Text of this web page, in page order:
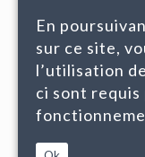
En
sur ce site,
l’utilisation
ci sont requis